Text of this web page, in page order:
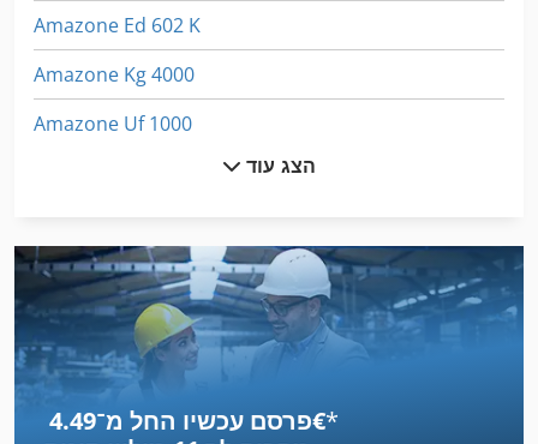
Amazone Ed 602 K
Amazone Kg 4000
Amazone Uf 1000
Amazone Ug 2200
Amazone Ux 4200
Ammann Av 12
Ammann Av 20
הצג עוד
פרסם עכשיו החל מ־‏4.49 ‏€*